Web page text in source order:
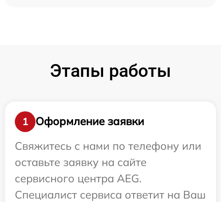
Этапы работы
1
Оформление заявки
Свяжитесь с нами по телефону или
оставьте заявку на сайте
сервисного центра AEG.
Специалист сервиса ответит на Ваш